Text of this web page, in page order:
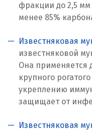
Кострома
Краснодар
Краснотурьинск
Красноуфимск
Красноярск
фракции до 2,5
менее 85%
Известняковая
известняковой
Она применяется
крупного
укреплению
защищает от
Известняковая